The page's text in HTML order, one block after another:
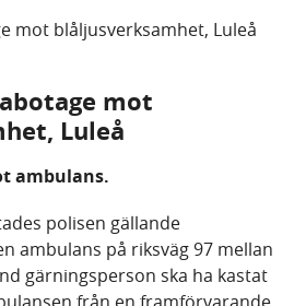
mot blåljusverksamhet, Luleå
mot
Luleå
ambulans.
polisen gällande
ambulans på riksväg 97 mellan
gärningsperson ska ha kastat